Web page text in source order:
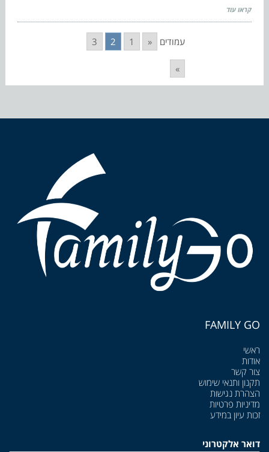
קראו עוד
עמודים «
1
2
3
»
FAMILY GO
ראשי
אודות
צור קשר
תקנון ותנאי שימוש
הצהרת נגישות
מדיניות פרטיות
זכות עיון במידע
דואר אלקטרוני